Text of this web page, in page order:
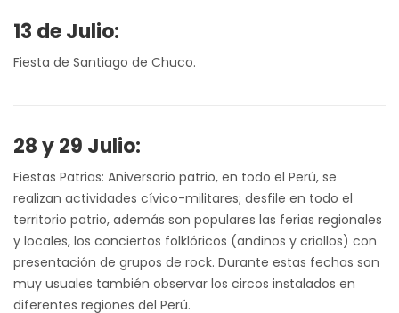
13 de Julio:
Fiesta de Santiago de Chuco.
28 y 29 Julio:
Fiestas Patrias: Aniversario patrio, en todo el Perú, se
realizan actividades cívico-militares; desfile en todo el
territorio patrio, además son populares las ferias regionales
y locales, los conciertos folklóricos (andinos y criollos) con
presentación de grupos de rock. Durante estas fechas son
muy usuales también observar los circos instalados en
diferentes regiones del Perú.